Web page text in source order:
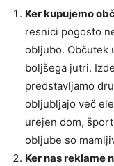
Ker kupujemo
resnici pogosto
obljubo. Občutek
boljšega jutri.
predstavljamo
obljubljajo več
urejen dom,
obljube so
Ker nas reklame